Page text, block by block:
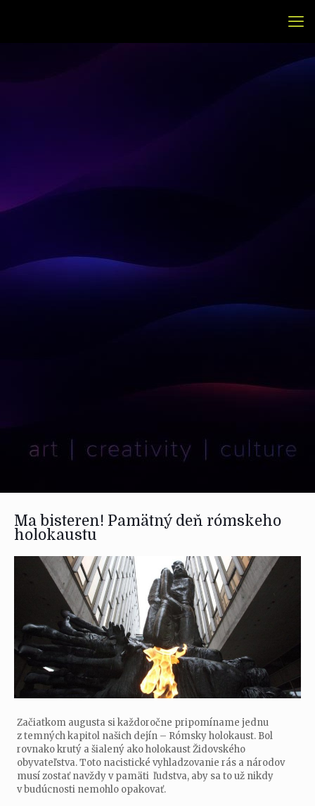
Ma bisteren! Pamätný deň rómskeho
holokaustu
Začiatkom augusta si každoročne pripomíname jednu
z temných kapitol našich dejín – Rómsky holokaust. Bol
rovnako krutý a šialený ako holokaust Židovského
obyvateľstva. Toto nacistické vyhladzovanie rás a národov
musí zostať navždy v pamäti ľudstva, aby sa to už nikdy
v budúcnosti nemohlo opakovať.